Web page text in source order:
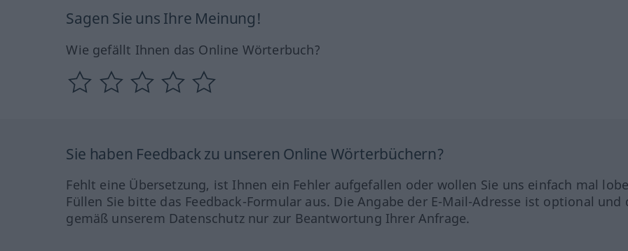
Sagen Sie uns Ihre Meinung!
Wie gefällt Ihnen das Online Wörterbuch?
Sie haben Feedback zu unseren Online Wörterbüchern?
Fehlt eine Übersetzung, ist Ihnen ein Fehler aufgefallen oder wollen Sie uns einfach mal
Füllen Sie bitte das Feedback-Formular aus. Die Angabe der E-Mail-Adresse ist optional und
gemäß unserem Datenschutz nur zur Beantwortung Ihrer Anfrage.